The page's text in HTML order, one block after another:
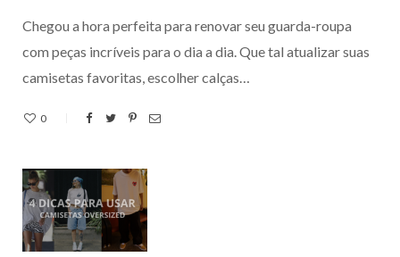
Chegou a hora perfeita para renovar seu guarda-roupa
com peças incríveis para o dia a dia. Que tal atualizar suas
camisetas favoritas, escolher calças…
0